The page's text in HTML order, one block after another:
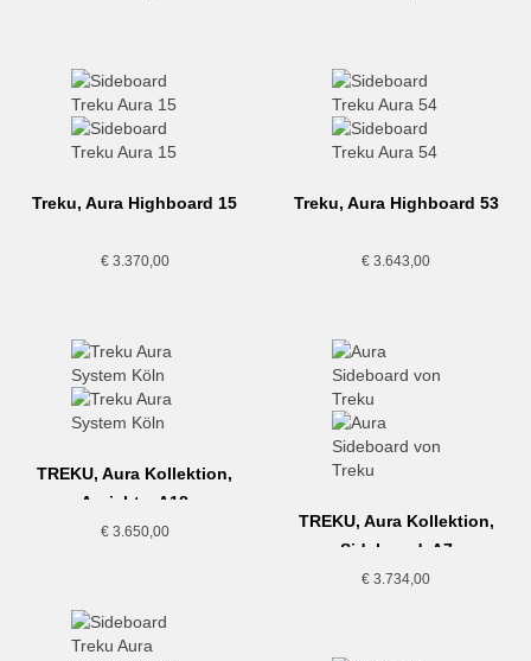
Treku, Aura Highboard 15
€3.370,00
Treku, Aura Highboard 53
€ 3.643,00
TREKU, Aura Kollektion,
Anrichte, A18
€3.650,00
TREKU, Aura Kollektion,
Sideboard, A7
€ 3.734,00